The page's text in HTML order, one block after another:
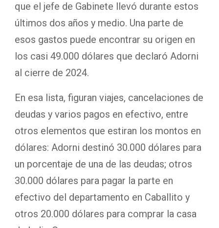
que el jefe de Gabinete llevó durante estos
últimos dos años y medio. Una parte de
esos gastos puede encontrar su origen en
los casi 49.000 dólares que declaró Adorni
al cierre de 2024.
En esa lista, figuran viajes, cancelaciones de
deudas y varios pagos en efectivo, entre
otros elementos que estiran los montos en
dólares: Adorni destinó 30.000 dólares para
un porcentaje de una de las deudas; otros
30.000 dólares para pagar la parte en
efectivo del departamento en Caballito y
otros 20.000 dólares para comprar la casa